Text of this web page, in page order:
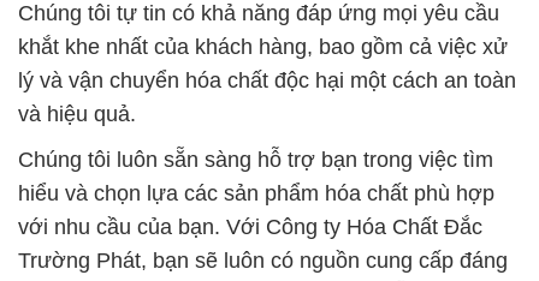
Chúng tôi tự tin có khả năng đáp ứng mọi yêu cầu
khắt khe nhất của khách hàng, bao gồm cả việc xử
lý và vận chuyển hóa chất độc hại một cách an toàn
và hiệu quả.
Chúng tôi luôn sẵn sàng hỗ trợ bạn trong việc tìm
hiểu và chọn lựa các sản phẩm hóa chất phù hợp
với nhu cầu của bạn. Với Công ty Hóa Chất Đắc
Trường Phát, bạn sẽ luôn có nguồn cung cấp đáng